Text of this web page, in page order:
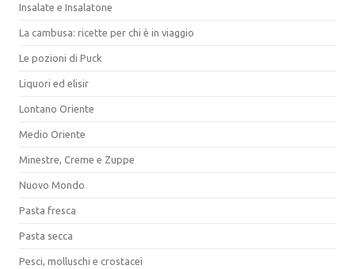
Insalate e Insalatone
La cambusa: ricette per chi è in viaggio
Le pozioni di Puck
Liquori ed elisir
Lontano Oriente
Medio Oriente
Minestre, Creme e Zuppe
Nuovo Mondo
Pasta fresca
Pasta secca
Pesci, molluschi e crostacei